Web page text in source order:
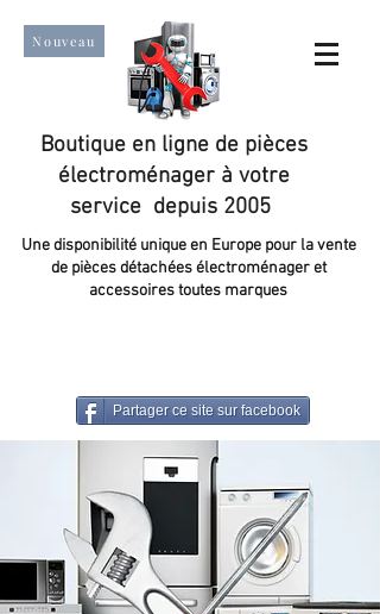
Nouveau
Boutique en ligne de pièces
électroménager à votre
service depuis 2005
Une disponibilité unique en Europe pour la vente
de pièces détachées électroménager et
accessoires toutes marques
Partager ce site sur facebook